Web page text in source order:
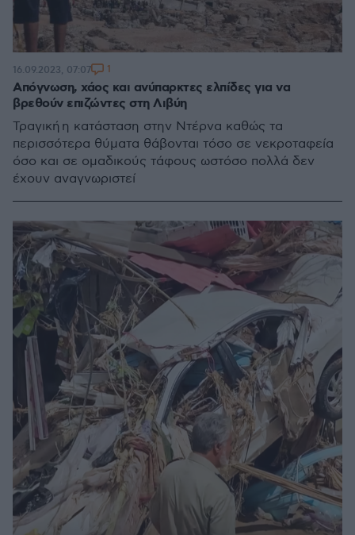
Απόγνωση, χάος και ανύπαρκτες ελπίδες για να
βρεθούν επιζώντες στη Λιβύη
Τραγική η κατάσταση στην Ντέρνα καθώς τα
περισσότερα θύματα θάβονται τόσο σε νεκροταφεία
όσο και σε ομαδικούς τάφους ωστόσο πολλά δεν
έχουν αναγνωριστεί
16.09.2023, 07:07 1